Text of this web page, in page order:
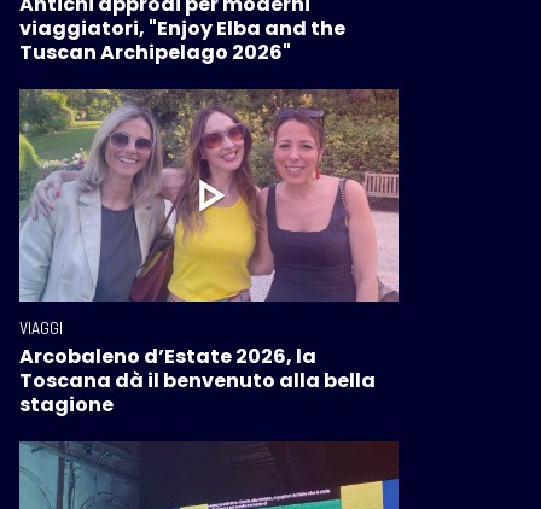
viaggiatori, "Enjoy Elba and the
Tuscan Archipelago 2026"
VIAGGI
Arcobaleno d’Estate 2026, la
Toscana dà il benvenuto alla bella
stagione